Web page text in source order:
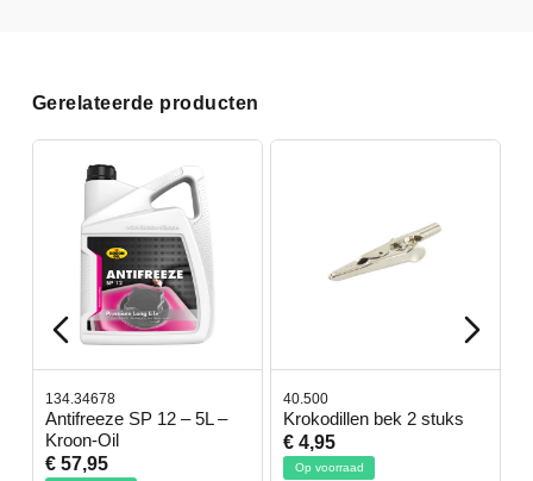
Gerelateerde producten
134.34678
Antifreeze SP 12 – 5L –
Kroon-Oil
€ 57,95
40.500
Krokodillen bek 2 stuks
€ 4,95
Op voorraad